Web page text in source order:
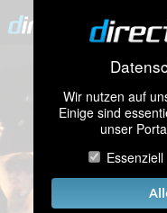
Wir nutzen auf
Einige sind
unser
Essenziell